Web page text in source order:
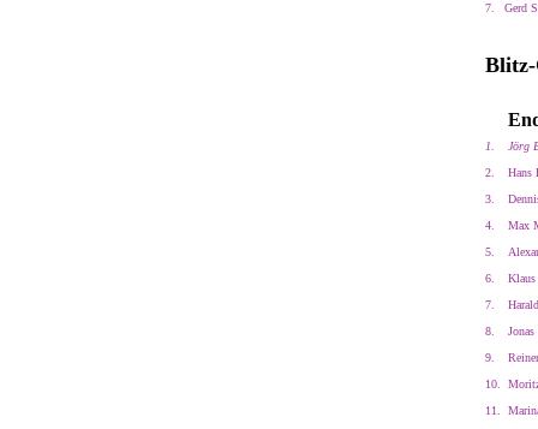
7.
Gerd
1.
Jörg
2.
Hans
3.
4.
Max
5.
6.
Klaus
7.
8.
9.
10.
11.